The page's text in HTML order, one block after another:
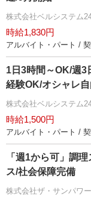
株式会社ベルシステム
時給1,830円
アルバイト・パート /
1日3時間～OK/週3
経験OK/オシャレ自
株式会社ベルシステム
時給1,500円
アルバイト・パート /
「週1から可」調
ス/社会保障完備
株式会社ザ・サンパワ